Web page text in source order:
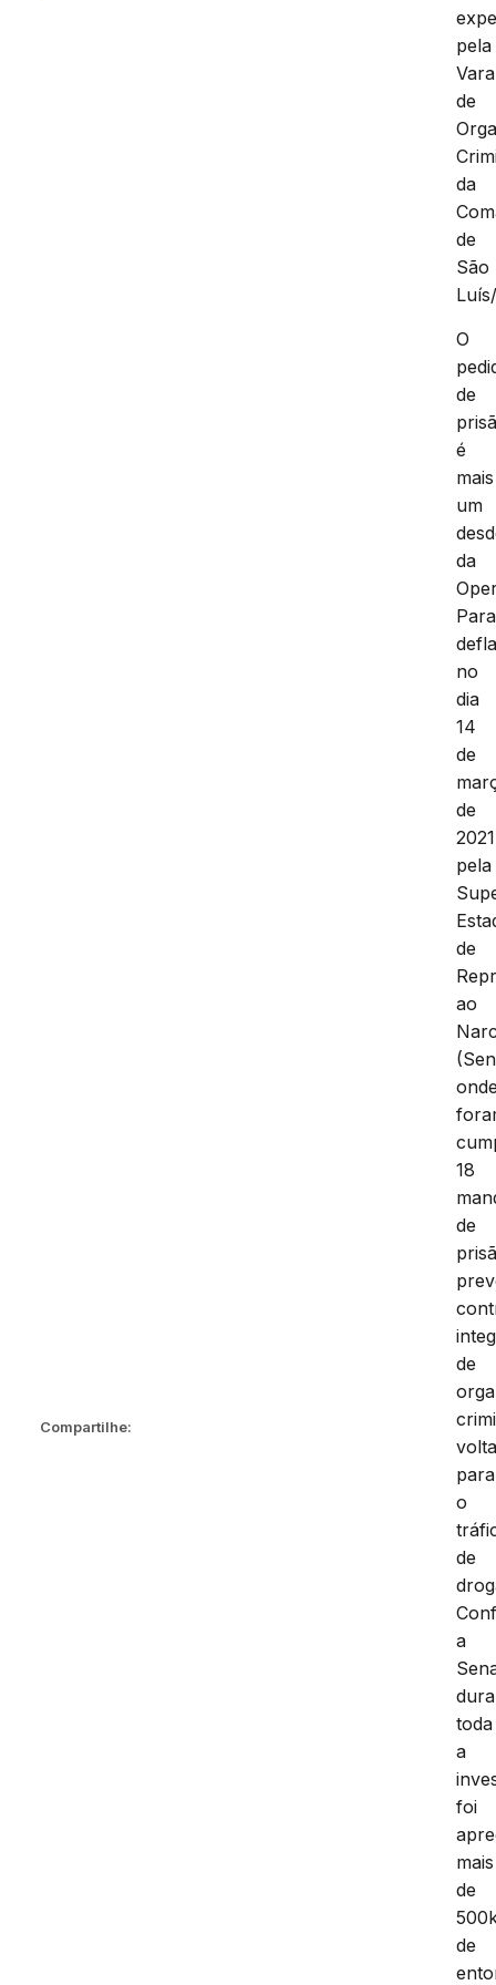
Compartilhe:
pela
Vara
de
da
de
São
O
de
é
mais
um
da
no
dia
14
de
de
2021
pela
de
ao
18
de
de
para
o
de
a
toda
a
foi
mais
de
de